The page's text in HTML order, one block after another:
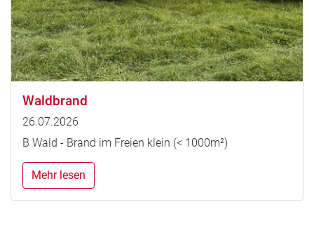
Waldbrand
26.07.2026
B Wald - Brand im Freien klein (< 1000m²)
Mehr lesen